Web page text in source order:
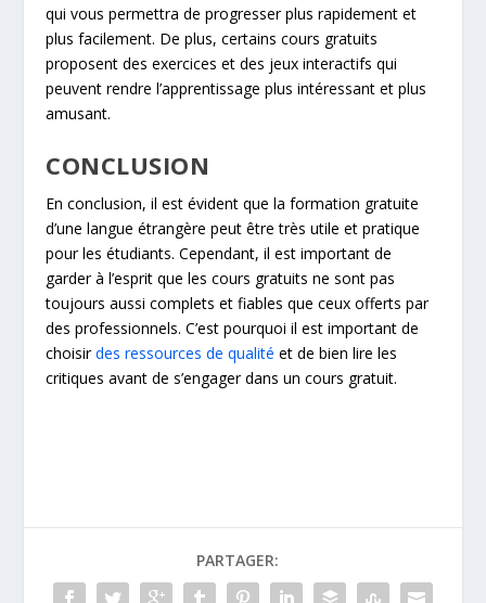
qui vous permettra de progresser plus rapidement et
plus facilement. De plus, certains cours gratuits
proposent des exercices et des jeux interactifs qui
peuvent rendre l’apprentissage plus intéressant et plus
amusant.
CONCLUSION
En conclusion, il est évident que la formation gratuite
d’une langue étrangère peut être très utile et pratique
pour les étudiants. Cependant, il est important de
garder à l’esprit que les cours gratuits ne sont pas
toujours aussi complets et fiables que ceux offerts par
des professionnels. C’est pourquoi il est important de
choisirdes ressources de qualité et de bien lire les
critiques avant de s’engager dans un cours gratuit.
PARTAGER: